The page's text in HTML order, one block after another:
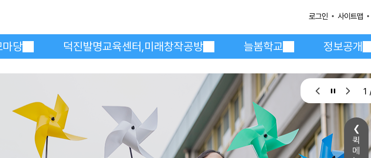
퀵
메
로그인 사이트맵
마당 덕진발명교육센터,미래창작공방 늘봄학교 정보공개
1